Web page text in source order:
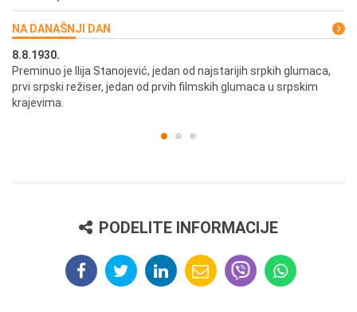
NA DANAŠNJI DAN
8.8.1930.
Preminuo je Ilija Stanojević, jedan od najstarijih srpkih glumaca,
prvi srpski režiser, jedan od prvih filmskih glumaca u srpskim
krajevima.
PODELITE INFORMACIJE